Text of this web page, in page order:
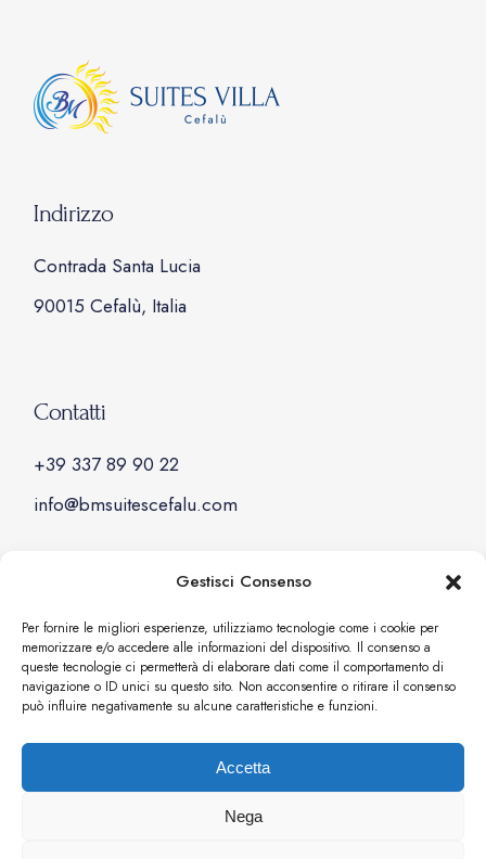
Gestisci Consenso
Per fornire le migliori esperienze, utilizziamo tecnologie come i cookie per
memorizzare e/o accedere alle informazioni del dispositivo. Il consenso a
queste tecnologie ci permetterà di elaborare dati come il comportamento di
navigazione o ID unici su questo sito. Non acconsentire o ritirare il consenso
può influire negativamente su alcune caratteristiche e funzioni.
Accetta
Nega
Indirizzo
Contrada Santa Lucia
90015 Cefalù, Italia
Contatti
+39 337 89 90 22
info@bmsuitescefalu.com
Facebook
Instagram